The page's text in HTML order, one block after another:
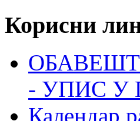
Корисни
- УПИС У
Календар